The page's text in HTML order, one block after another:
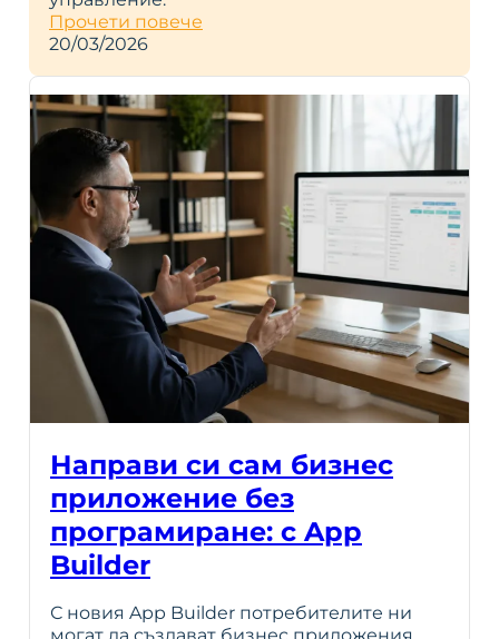
Прочети повече
20/03/2026
Направи си сам бизнес
приложение без
програмиране: с App
Builder
С новия App Builder потребителите ни